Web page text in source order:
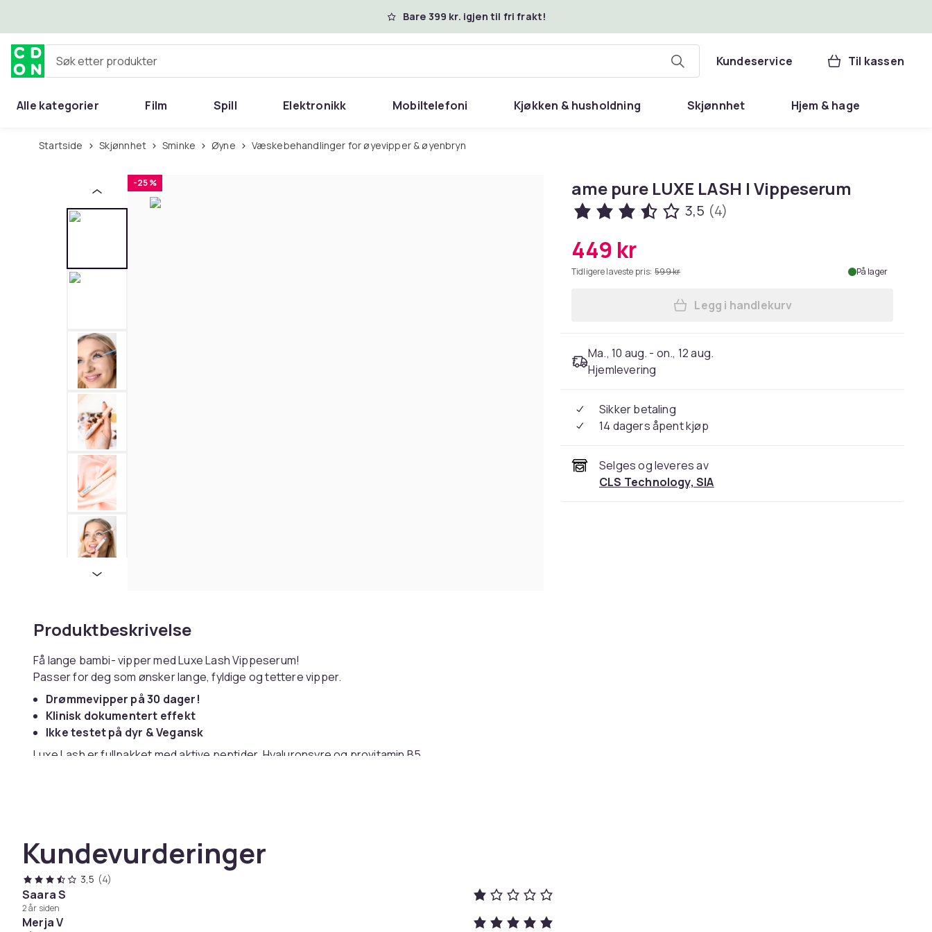
Bare 399 kr. igjen til fri frakt!
Søk etter produkter Kundeservice Til kassen
Alle kategorier Film Spill Elektronikk Mobiltelefoni Kjøkken & husholdning Skjønnhet Hjem & hage
Startside Skjønnhet Sminke Øyne Væskebehandlinger for øyevipper & øyenbryn
-25 %
Produktbeskrivelse
Få lange bambi- vipper med Luxe Lash Vippeserum!
Passer for deg som ønsker lange, fyldige og tettere vipper.
Drømmevipper på 30 dager!
Klinisk dokumentert effekt
Ikke testet på dyr & Vegansk
Luxe Lash er fullpakket med aktive peptider, Hyaluronsyre og provitamin B5.
at vippene blir mørkere.
Resultater er vanlig etter 3 - 6 uker, for noen få trengs det 12 uker for å oppnå maksimal effekt.
Serumet er dermatologisk testet og vil ikke Irritere huden rundt øynene, slik mange serum ofte
gjør.
Bruk:
Kundevurderinger
3,5 (4)
Saara S
2 år siden
Merja V
ame pure LUXE LASH | Vippeserum
3,5 (4)
449 kr
Tidligere laveste pris: 599 kr På lager
Legg ame pure LUXE LASH |
Legg i handlekurv
Ma., 10 aug. - on., 12 aug.
Hjemlevering
Sikker betaling
14 dagers åpent kjøp
Selges og leveres av
CLS Technology, SIA